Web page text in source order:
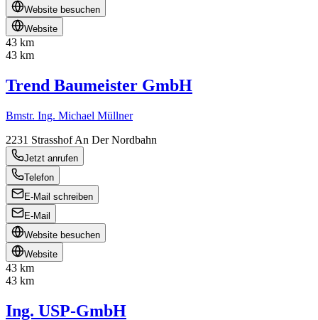
Website besuchen
Website
43 km
43 km
Trend Baumeister GmbH
Bmstr. Ing. Michael Müllner
2231 Strasshof An Der Nordbahn
Jetzt anrufen
Telefon
E-Mail schreiben
E-Mail
Website besuchen
Website
43 km
43 km
Ing. USP-GmbH